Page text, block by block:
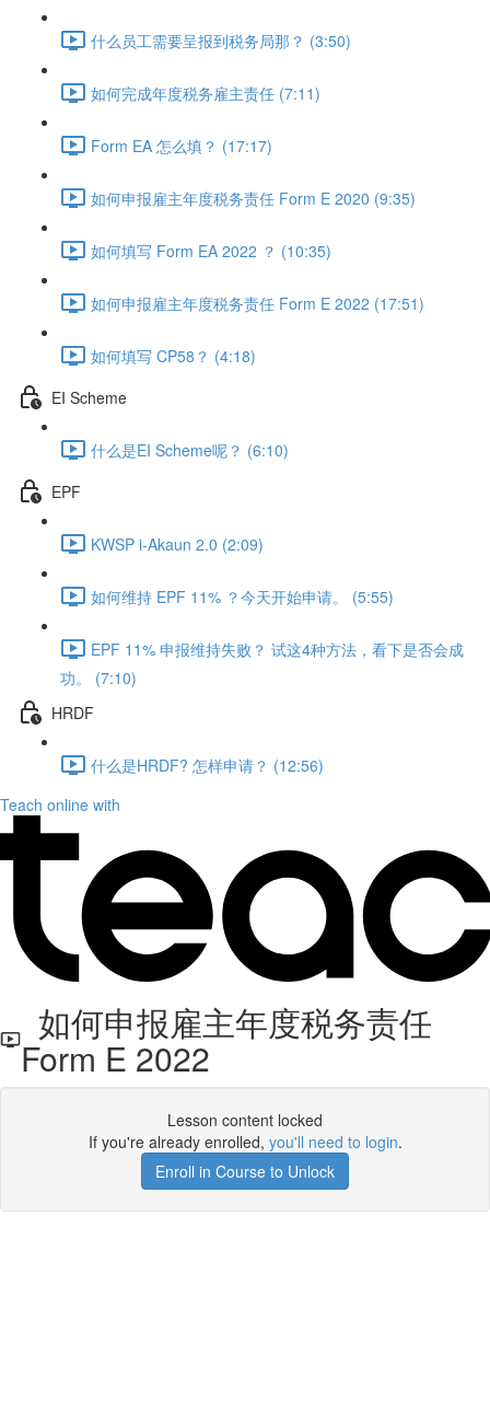
什么员工需要呈报到税务局那？ (3:50)
如何完成年度税务雇主责任 (7:11)
Form EA 怎么填？ (17:17)
如何申报雇主年度税务责任 Form E 2020 (9:35)
如何填写 Form EA 2022 ？ (10:35)
如何申报雇主年度税务责任 Form E 2022 (17:51)
如何填写 CP58？ (4:18)
EI Scheme
什么是EI Scheme呢？ (6:10)
EPF
KWSP i-Akaun 2.0 (2:09)
如何维持 EPF 11% ？今天开始申请。 (5:55)
EPF 11% 申报维持失败？ 试这4种方法，看下是否会成
功。 (7:10)
HRDF
什么是HRDF? 怎样申请？ (12:56)
Teach online with
如何申报雇主年度税务责任
Form E 2022
Lesson content locked
If you're already enrolled, you'll need to login.
Enroll in Course to Unlock